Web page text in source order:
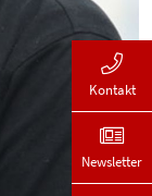
Kontakt
Newsletter